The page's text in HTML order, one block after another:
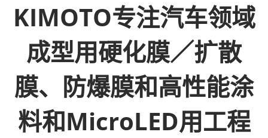
KIMOTO专注汽车领域
成型用硬化膜／扩散
膜、防爆膜和高性能涂
料和MicroLED用工程